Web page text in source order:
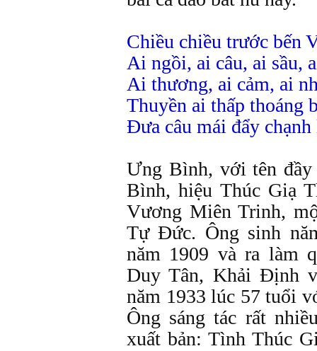
Chiều chiều trước bến
Ai ngồi, ai câu, ai sầu,
Ai thương, ai cảm, ai
Thuyền ai thấp thoáng
Đưa câu mái đẩy
Ưng Bình, với tên
Bình, hiệu Thúc Giạ
Vương Miên Trinh,
Tự Đức. Ông sinh
năm 1909 và ra làm
Duy Tân, Khải Định
năm 1933 lúc 57 tuổi
Ông sáng tác rất
xuất bản: Tình Thúc